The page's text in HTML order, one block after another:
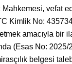
vefat
Kimlik No:
amacıyla bir
(Esas No:
belgesi